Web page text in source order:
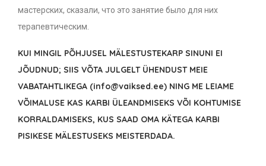
мастерских, сказали, что это занятие было для них
терапевтическим.
KUI MINGIL PÕHJUSEL MÄLESTUSTEKARP SINUNI EI
JÕUDNUD; SIIS VÕTA JULGELT ÜHENDUST MEIE
VABATAHTLIKEGA (info@vaiksed.ee) NING ME LEIAME
VÕIMALUSE KAS KARBI ÜLEANDMISEKS VÕI KOHTUMISE
KORRALDAMISEKS, KUS SAAD OMA KÄTEGA KARBI
PISIKESE MÄLESTUSEKS MEISTERDADA.